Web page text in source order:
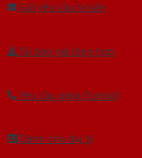
Gửi yêu cầu tư vấn
Tải báo giá tổng hợp
Yêu cầu gọi lại (3 phút)
Dành cho đại lý